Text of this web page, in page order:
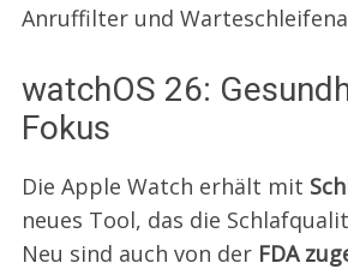
Anruffilter und
watchOS 26:
Fokus
Die Apple Watch erhält mit
neues Tool, das die
Neu sind auch von der FDA